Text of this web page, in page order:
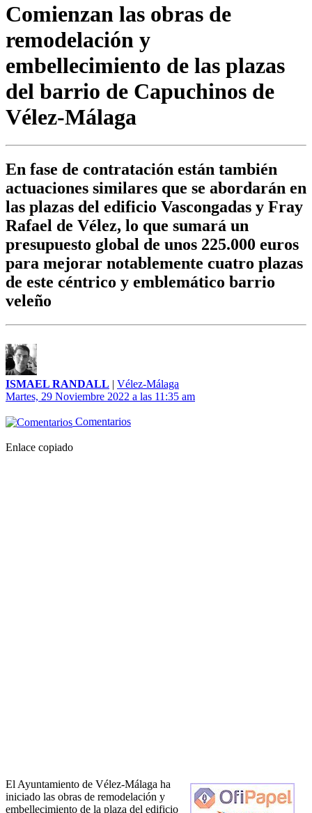
Comienzan las obras de
remodelación y
embellecimiento de las plazas
del barrio de Capuchinos de
Vélez-Málaga
En fase de contratación están también
actuaciones similares que se abordarán en
las plazas del edificio Vascongadas y Fray
Rafael de Vélez, lo que sumará un
presupuesto global de unos 225.000 euros
para mejorar notablemente cuatro plazas
de este céntrico y emblemático barrio
veleño
ISMAEL RANDALL | Vélez-Málaga
Martes, 29 Noviembre 2022 a las 11:35 am
Comentarios
Enlace copiado
El Ayuntamiento de Vélez-Málaga ha
iniciado las obras de remodelación y
embellecimiento de la plaza del edificio